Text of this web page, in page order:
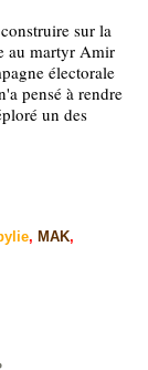
sur la
au martyr Amir
électorale
pensé à rendre
un des
, MAK,